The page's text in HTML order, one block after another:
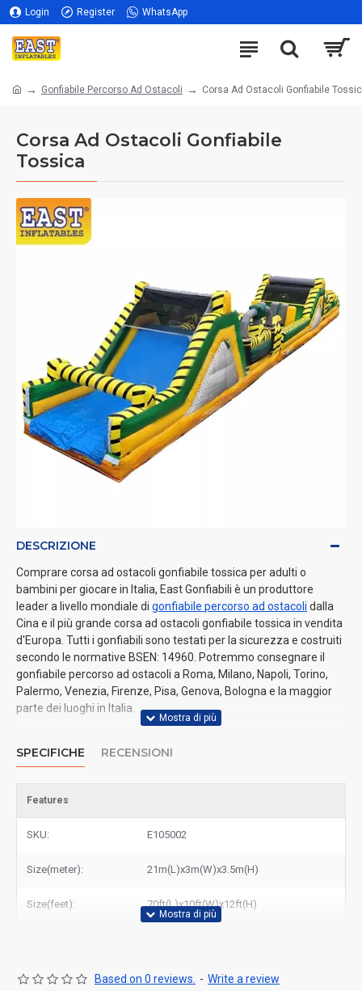
Login Register WhatsApp
Gonfiabile Percorso Ad Ostacoli Corsa Ad Ostacoli Gonfiabile
Corsa Ad Ostacoli Gonfiabile
Tossica
DESCRIZIONE
Comprare corsa ad ostacoli gonfiabile tossica per adulti o
bambini per giocare in Italia, East Gonfiabili è un produttore
leader a livello mondiale di gonfiabile percorso ad ostacoli dalla
Cina e il più grande corsa ad ostacoli gonfiabile tossica in vendita
d'Europa. Tutti i gonfiabili sono testati per la sicurezza e costruiti
secondo le normative BSEN: 14960. Potremmo consegnare il
gonfiabile percorso ad ostacoli a Roma, Milano, Napoli, Torino,
Palermo, Venezia, Firenze, Pisa, Genova, Bologna e la maggior
parte dei luoghi in Italia.
SPECIFICHE RECENSIONI
Features
SKU: E105002
Size(meter): 21m(L)x3m(W)x3.5m(H)
Size(feet): 70ft(L)x10ft(W)x12ft(H)
Based on 0 reviews. - Write a review